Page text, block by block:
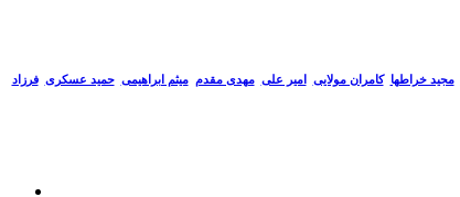
مجید خراطها کامران مولایی امیر علی مهدی مقدم میثم ابراهیمی حمید عسکری فرزاد